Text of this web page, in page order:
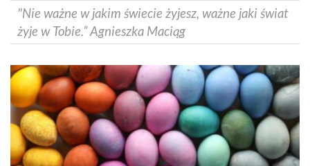
"Nie ważne w jakim świecie żyjesz, ważne jaki świat
żyje w Tobie.” Agnieszka Maciąg